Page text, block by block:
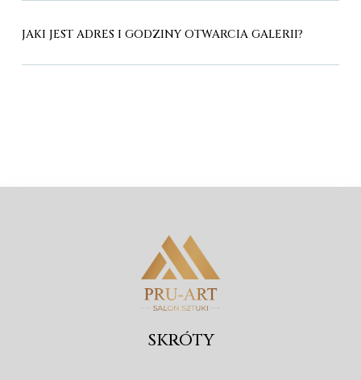
JAKI JEST ADRES I GODZINY OTWARCIA GALERII?
SKRÓTY